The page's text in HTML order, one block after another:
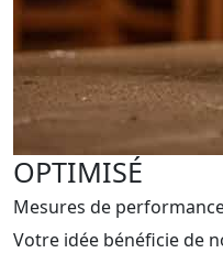
OPTIMISÉ
Mesures de
Votre idée bénéficie de